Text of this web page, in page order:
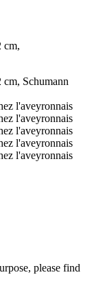
please find